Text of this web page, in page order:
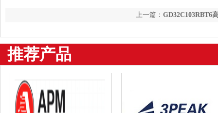
上一篇： GD32C103RBT6
推荐产品